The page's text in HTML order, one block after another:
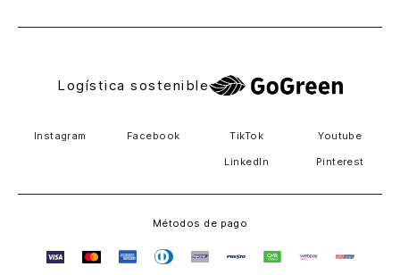
Logística sostenible
Instagram Facebook TikTok Youtube
LinkedIn Pinterest
Métodos de pago